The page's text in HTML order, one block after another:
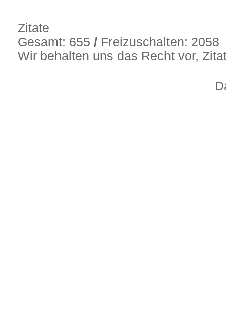
Zitate
Gesamt: 655/ Freizuschalten: 2058
Wir behalten uns das Recht vor,